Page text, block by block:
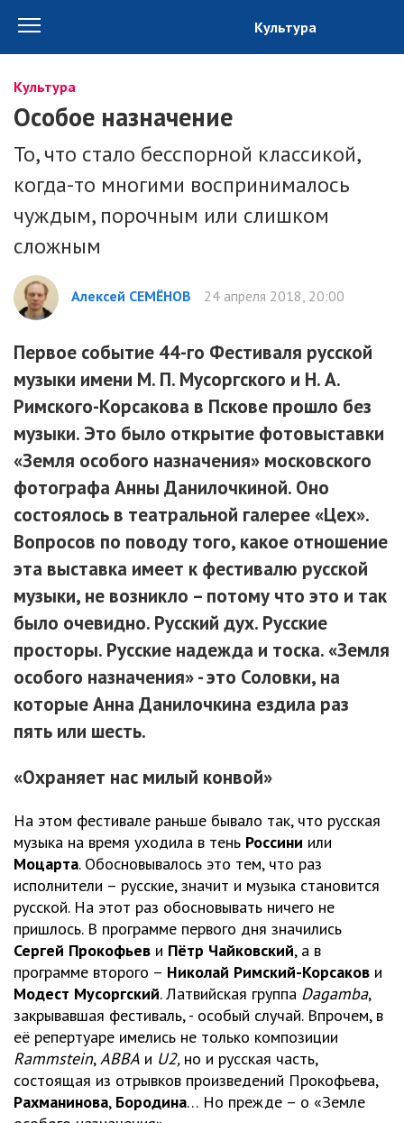
Культура
Культура
Особое назначение
То, что стало бесспорной классикой,
когда-то многими воспринималось
чуждым, порочным или слишком
сложным
Алексей СЕМЁНОВ 24 апреля 2018, 20:00
Первое событие 44-го Фестиваля русской
музыки имени М. П. Мусоргского и Н. А.
Римского-Корсакова в Пскове прошло без
музыки. Это было открытие фотовыставки
«Земля особого назначения» московского
фотографа Анны Данилочкиной. Оно
состоялось в театральной галерее «Цех».
Вопросов по поводу того, какое отношение
эта выставка имеет к фестивалю русской
музыки, не возникло – потому что это и так
было очевидно. Русский дух. Русские
просторы. Русские надежда и тоска. «Земля
особого назначения» - это Соловки, на
которые Анна Данилочкина ездила раз
пять или шесть.
«Охраняет нас милый конвой»
На этом фестивале раньше бывало так, что русская
музыка на время уходила в тень Россини или
Моцарта. Обосновывалось это тем, что раз
исполнители – русские, значит и музыка становится
русской. На этот раз обосновывать ничего не
пришлось. В программе первого дня значились
Сергей Прокофьев и Пётр Чайковский, а в
программе второго – Николай Римский-Корсаков и
Модест Мусоргский. Латвийская группа Dagamba,
закрывавшая фестиваль, - особый случай. Впрочем, в
её репертуаре имелись не только композиции
Rammstein,ABBA и U2, но и русская часть,
состоящая из отрывков произведений Прокофьева,
Рахманинова, Бородина… Но прежде – о «Земле